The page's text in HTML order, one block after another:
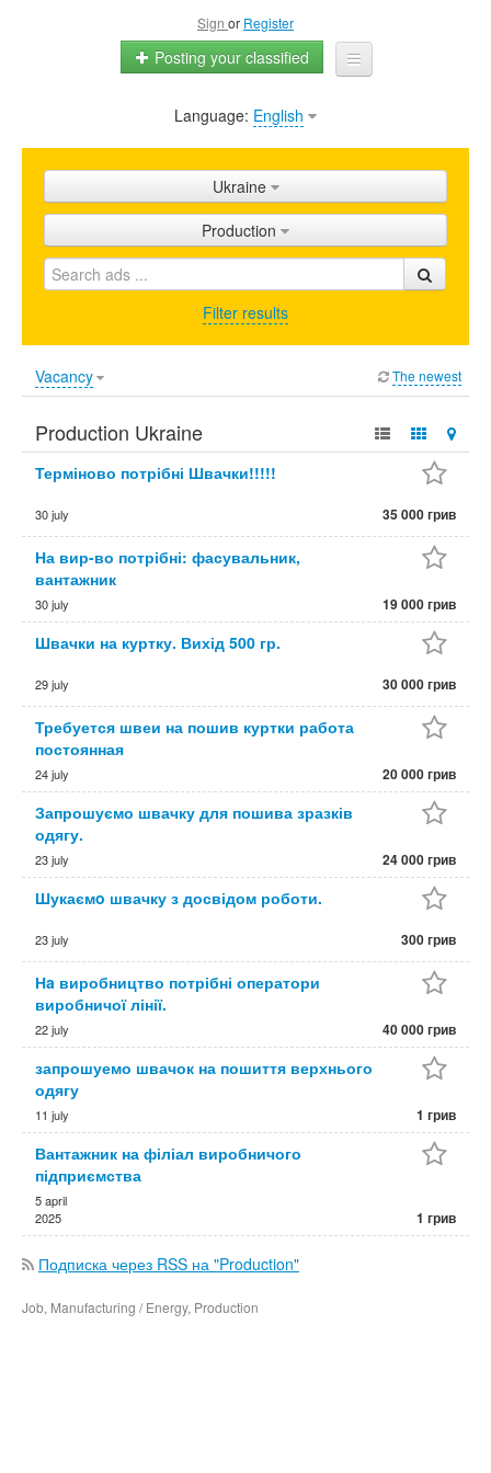
Sign or Register
Posting your classified
Home
Shops
Promotion
FAQ
Language: English
Ukraine
Production
Filter results
Vacancy The newest
Production Ukraine
Терміново потрібні Швачки!!!!!
30 july 35 000 грив
На вир-во потрібні: фасувальник,
вантажник
30 july 19 000 грив
Швачки на куртку. Вихід 500 гр.
29 july 30 000 грив
Требуется швеи на пошив куртки работа
постоянная
24 july 20 000 грив
Запрошуємо швачку для пошива зразків
одягу.
23 july 24 000 грив
Шукаємo швачку з досвідом роботи.
23 july 300 грив
Нa виробництво потрібні оператори
виробничої лінії.
22 july 40 000 грив
запрошуемо швачок на пошиття верхнього
одягу
11 july 1 грив
Вантажник на філіал виробничого
підприємства
5 april
2025
1 грив
Подписка через RSS на "Production"
Job, Manufacturing / Energy, Production